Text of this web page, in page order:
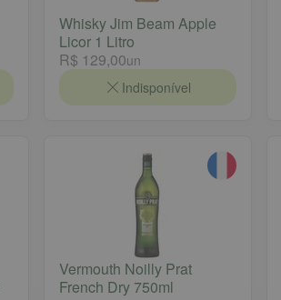
Whisky Jim Beam Apple
Licor 1 Litro
R$ 129,00un
Indisponível
Vermouth Noilly Prat
French Dry 750ml